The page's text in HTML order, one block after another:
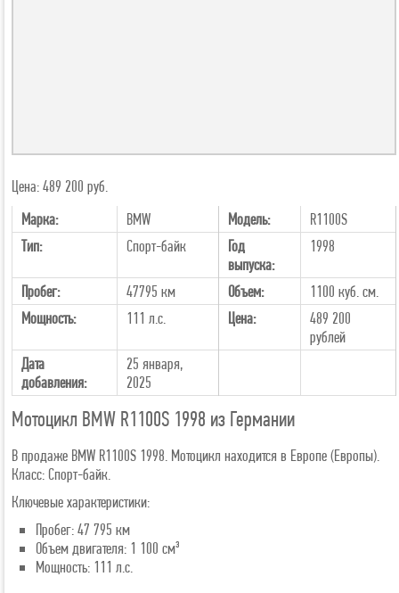
Цена: 489 200 руб.
Марка:
BMW Модель:
R1100S
Тип:
Спорт-байк
Год
выпуска:
1998
Пробег: 47795 км Объем:
1100 куб. см.
Мощность:
111 л.с. Цена:
489 200
рублей
Дата
добавления:
25 января,
2025
Мотоцикл BMW R1100S 1998 из Германии
В продаже BMW R1100S 1998. Мотоцикл находится в Европе (Европы).
Класс: Спорт-байк.
Ключевые характеристики:
Пробег: 47 795 км
Объем двигателя: 1 100 см³
Мощность: 111 л.с.